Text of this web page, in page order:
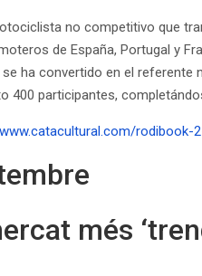
no competitivo que
de España, Portugal y
se ha convertido en el
400 participantes,
rodibook-
més